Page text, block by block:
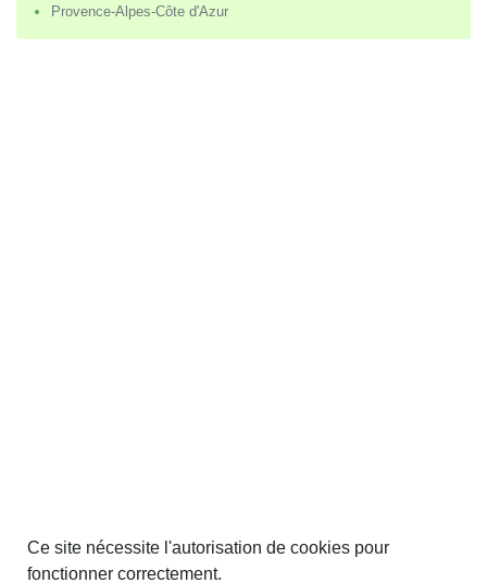
Ce site nécessite l'autorisation de cookies pour
fonctionner correctement.
Provence-Alpes-Côte d'Azur